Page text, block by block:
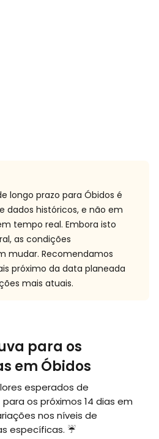
longo prazo para Óbidos é
dados históricos, e não em
tempo real. Embora isto
as condições
mudar. Recomendamos
próximo da data planeada
mais atuais.
para os
em Óbidos
esperados de
para os próximos 14 dias em
nos níveis de
específicas. ☔